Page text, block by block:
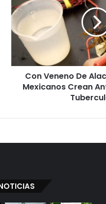
V
n
n
o
a
e
Con Veneno De
Mexicanos Crean